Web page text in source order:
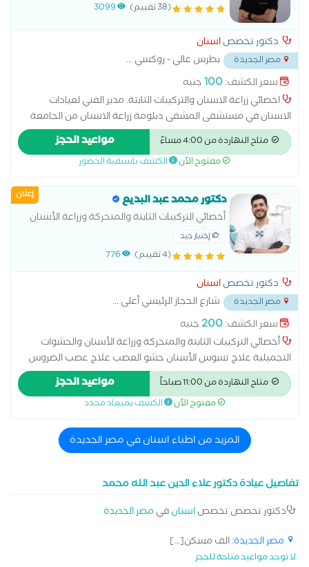
(38 تقييم) 3099
دكتور تخصصاسنان
مصر الجديدة بطرس غالي - روكسي...
سعر الكشف:100جنيه
اخصائي زراعة الاسنان والتركيبات الثابتة. مدير الفني لعيادات
الاسنان في مستشفى المشفى دبلومة زراعة الاسنان من الجامعة
البريطانية خبرة 7 سنوات في التركيبات الثابتة والعدسات التجميلية.
كورسات في التركيبات الثابتة والزراعة.
متاح النهاردة من 4:00 مساءً مواعيد الحجز
مفتوح الآن الكشف باسبقية الحضور
إعلان دكتور محمد عبد البديع
أخصائي التركيبات الثابتة والمتحركة وزراعة الأسنان
والحشوات التجميلية
إختيار جيد
(4 تقييم) 776
دكتور تخصصاسنان
مصر الجديدة شارع الحجاز الرئيسي أعلى...
سعر الكشف:200جنيه
أخصائي التركيبات الثابتة والمتحركة وزراعة الأسنان والحشوات
التجميلية علاج تسوس الأسنان حشو العصب علاج عصب الضروس
أشعة بانوراما للأسنان الأشعة السينية للأسنان التقويم الخزفي
التقويم الشفاف التقويم المعدني الحارس الليلي للأسنان الحشوات
التجميلية تبييض الأسنان الكيميائي تبييض الأسنان بجهاز زوم تبييض
الأسنان بالليزر حشوات الأسنان الملونة حشوات البورسلين حشوات
بقاعدة معدنية علاج آلام الفكين علاج جذور الأسنان علاج عصب
الأسنان للأطفال فينير الأسنان هوليود سمايل زراعه الأسنان
متاح النهاردة من 11:00 صباحاً مواعيد الحجز
مفتوح الآن الكشف بميعاد محدد
المزيد من اطباء اسنان في مصر الجديدة
تفاصيل عيادة دكتور علاء الدين عبد الله محمد
دكتور تخصص تخصصاسنانفي مصر الجديدة
مصر الجديدة: الف مسكن[...]
لا توجد مواعيد متاحة للحجز